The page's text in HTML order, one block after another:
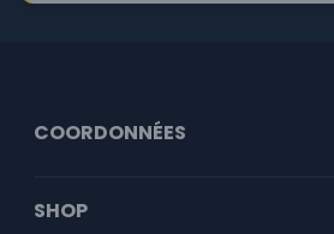
COORDONNÉES
SHOP